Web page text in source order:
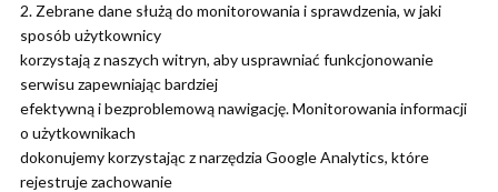
2. Zebrane dane służą do monitorowania i sprawdzenia, w jaki
sposób użytkownicy
korzystają z naszych witryn, aby usprawniać funkcjonowanie
serwisu zapewniając bardziej
efektywną i bezproblemową nawigację. Monitorowania informacji
o użytkownikach
dokonujemy korzystając z narzędzia Google Analytics, które
rejestruje zachowanie